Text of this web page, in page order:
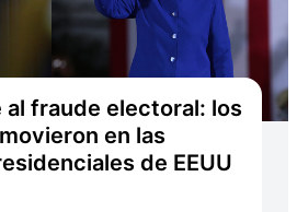
al fraude electoral: los
en las
de EEUU